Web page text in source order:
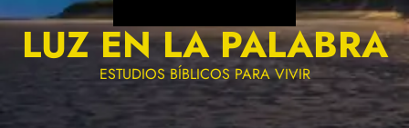
LUZ EN LA PALABRA
ESTUDIOS BÍBLICOS PARA VIVIR